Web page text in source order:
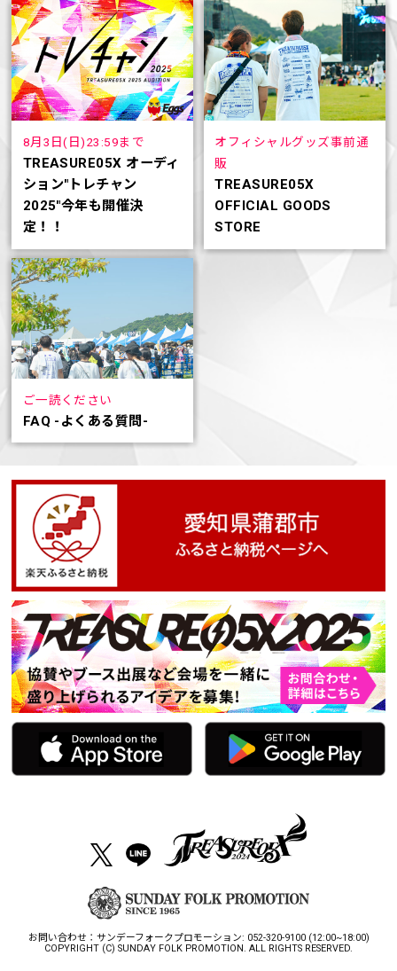
8月3日(日)23:59まで
TREASURE05X オーディ
ション"トレチャン
2025"今年も開催決
定！！
オフィシャルグッズ事前通
販
TREASURE05X
OFFICIAL GOODS
STORE
ご一読ください
FAQ -よくある質問-
お問い合わせ：サンデーフォークプロモーション: 052-320-9100 (12:00~18:00)
COPYRIGHT (C) SUNDAY FOLK PROMOTION. ALL RIGHTS RESERVED.